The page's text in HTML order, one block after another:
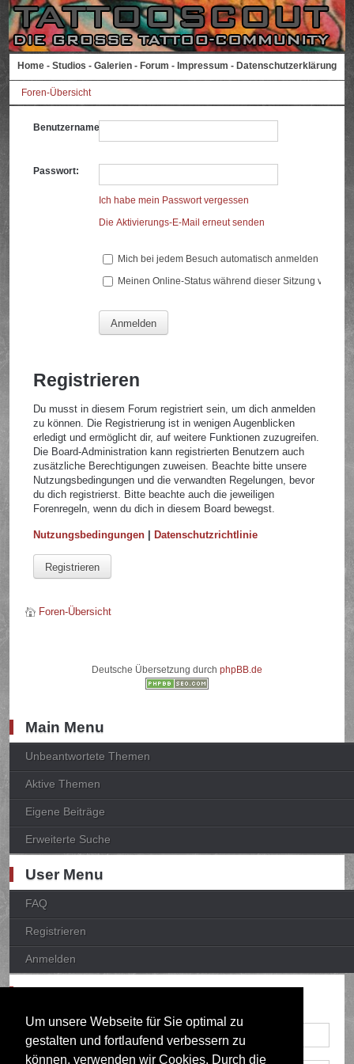
Um unsere Webseite für Sie optimal zu
gestalten und fortlaufend verbessern zu
können, verwenden wir Cookies. Durch die
Home - Studios - Galerien - Forum - Impressum - Datenschutzerklärung
Foren-Übersicht
Benutzername:
Passwort:
Ich habe mein Passwort vergessen
Die Aktivierungs-E-Mail erneut senden
Mich bei jedem Besuch automatisch anmelden
Meinen Online-Status während dieser Sitzung
Registrieren
Du musst in diesem Forum registriert sein, um dich anmelden
zu können. Die Registrierung ist in wenigen Augenblicken
erledigt und ermöglicht dir, auf weitere Funktionen zuzugreifen.
Die Board-Administration kann registrierten Benutzern auch
zusätzliche Berechtigungen zuweisen. Beachte bitte unsere
Nutzungsbedingungen und die verwandten Regelungen, bevor
du dich registrierst. Bitte beachte auch die jeweiligen
Forenregeln, wenn du dich in diesem Board bewegst.
Nutzungsbedingungen |Datenschutzrichtlinie
Registrieren
Foren-Übersicht
Deutsche Übersetzung durch phpBB.de
Main Menu
Unbeantwortete Themen
Aktive Themen
Eigene Beiträge
Erweiterte Suche
User Menu
FAQ
Registrieren
Anmelden